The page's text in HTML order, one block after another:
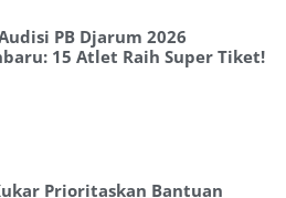
PB Djarum 2026
15 Atlet Raih Super Tiket!
Prioritaskan Bantuan